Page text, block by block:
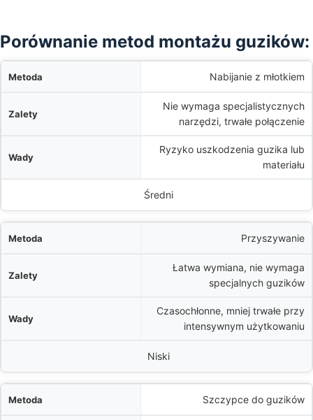
Porównanie metod montażu guzików:
Nabijanie z młotkiem
Nie wymaga specjalistycznych
narzędzi, trwałe połączenie
Ryzyko uszkodzenia guzika lub
materiału
Średni
Przyszywanie
Łatwa wymiana, nie wymaga
specjalnych guzików
Czasochłonne, mniej trwałe przy
intensywnym użytkowaniu
Niski
Szczypce do guzików